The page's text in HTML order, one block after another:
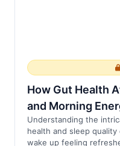
How Gut Health
and Morning
Understanding the
health and sleep
wake up feeling